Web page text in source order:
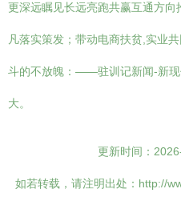
更深远瞩见长远亮跑共赢互通方
凡落实策发；带动电商扶贫,实业
斗的不放魄：——驻训记新闻-新现
大。
更新时间：
如若转载，请注明出处：http://